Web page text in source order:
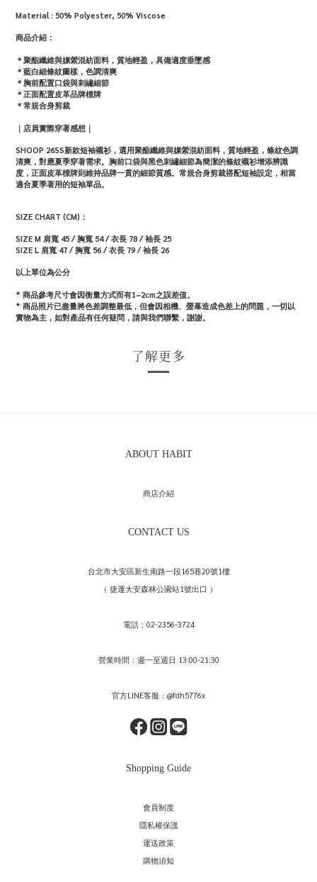
Material : 50% Polyester, 50% Viscose
商品介紹：
＊聚酯纖維與嫘縈混紡面料，質地輕盈，具備適度垂墜感
＊藍白細條紋圖樣，色調清爽
＊胸前配置口袋與刺繡細節
＊正面配置皮革品牌標牌
＊常規合身剪裁
｜店員實際穿著感想｜
SHOOP 26SS新款短袖襯衫，選用聚酯纖維與嫘縈混紡面料，質地輕盈，條紋色調
清爽，對應夏季穿著需求。胸前口袋與黑色刺繡細節為簡潔的條紋襯衫增添辨識
度，正面皮革標牌則維持品牌一貫的細節質感。常規合身剪裁搭配短袖設定，相當
適合夏季著用的短袖單品。
SIZE CHART (CM)：
SIZE M 肩寬 45 / 胸寬 54 / 衣長 78 / 袖長 25
SIZE L 肩寬 47 / 胸寬 56 / 衣長 79 / 袖長 26
以上單位為公分
* 商品參考尺寸會因衡量方式而有1~2cm之誤差值。
* 商品照片已盡量將色差調整最低，但會因相機、螢幕造成色差上的問題，一切以
實物為主，如對產品有任何疑問，請與我們聯繫，謝謝。
了解更多
ABOUT HABIT
商店介紹
CONTACT US
台北市大安區新生南路一段165巷20號1樓
（ 捷運大安森林公園站1號出口 ）
電話：02-2356-3724
營業時間：週一至週日 13:00-21:30
官方LINE客服：@fdh5776x
Shopping Guide
會員制度
隱私權保護
運送政策
購物須知